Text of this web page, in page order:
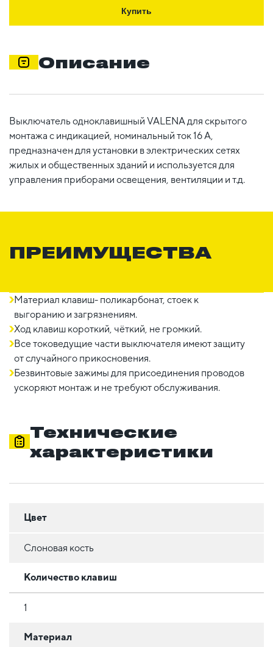
Купить
Описание
Выключатель одноклавишный VALENA для скрытого
монтажа с индикацией, номинальный ток 16 А,
предназначен для установки в электрических сетях
жилых и общественных зданий и используется для
управления приборами освещения, вентиляции и т.д.
ПРЕИМУЩЕСТВА
Материал клавиш- поликарбонат, стоек к
выгоранию и загрязнениям.
Ход клавиш короткий, чёткий, не громкий.
Все токоведущие части выключателя имеют защиту
от случайного прикосновения.
Безвинтовые зажимы для присоединения проводов
ускоряют монтаж и не требуют обслуживания.
Технические
характеристики
Цвет
Слоновая кость
Количество клавиш
1
Материал